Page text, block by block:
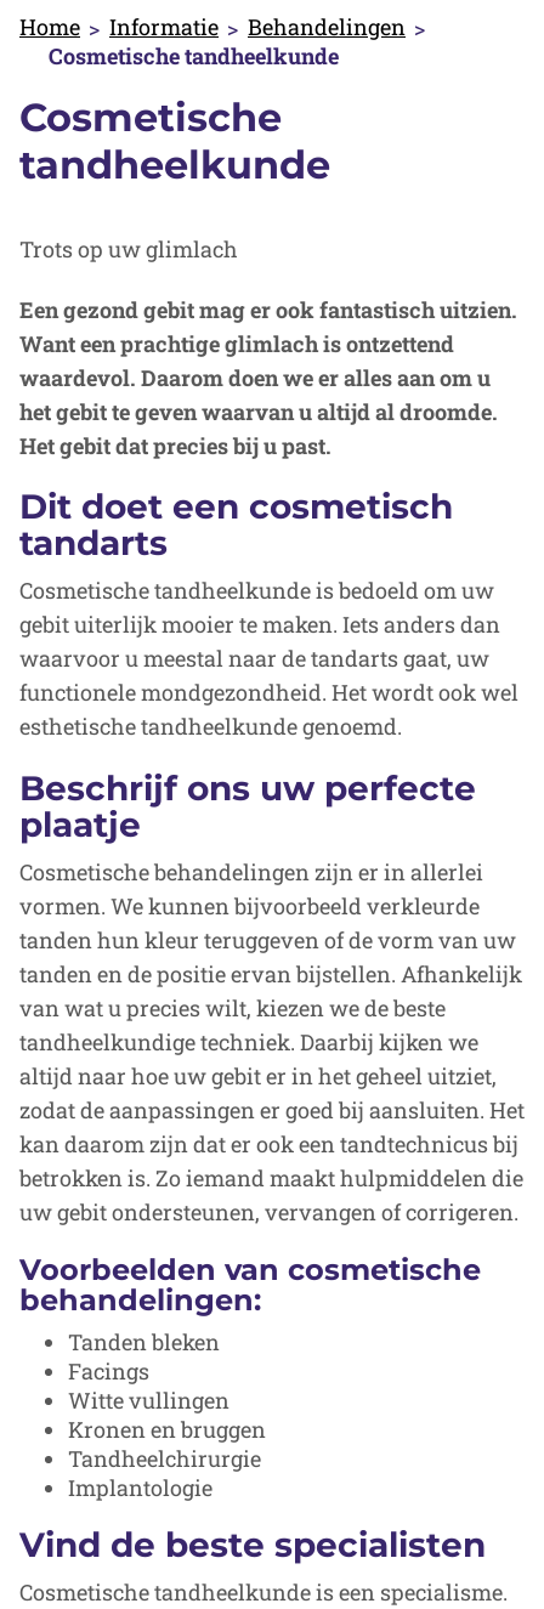
Home Informatie
Behandelingen
Cosmetische tandheelkunde
Cosmetische
tandheelkunde
Trots op uw glimlach
Een gezond gebit mag er ook fantastisch uitzien.
Want een prachtige glimlach is ontzettend
waardevol. Daarom doen we er alles aan om u
het gebit te geven waarvan u altijd al droomde.
Het gebit dat precies bij u past.
Dit doet een cosmetisch
tandarts
Cosmetische tandheelkunde is bedoeld om uw
gebit uiterlijk mooier te maken. Iets anders dan
waarvoor u meestal naar de tandarts gaat, uw
functionele mondgezondheid. Het wordt ook wel
esthetische tandheelkunde genoemd.
Beschrijf ons uw perfecte
plaatje
Cosmetische behandelingen zijn er in allerlei
vormen. We kunnen bijvoorbeeld verkleurde
tanden hun kleur teruggeven of de vorm van uw
tanden en de positie ervan bijstellen. Afhankelijk
van wat u precies wilt, kiezen we de beste
tandheelkundige techniek. Daarbij kijken we
altijd naar hoe uw gebit er in het geheel uitziet,
zodat de aanpassingen er goed bij aansluiten. Het
kan daarom zijn dat er ook een tandtechnicus bij
betrokken is. Zo iemand maakt hulpmiddelen die
uw gebit ondersteunen, vervangen of corrigeren.
Voorbeelden van cosmetische
behandelingen:
Tanden bleken
Facings
Witte vullingen
Kronen en bruggen
Tandheelchirurgie
Implantologie
Vind de beste specialisten
Cosmetische tandheelkunde is een specialisme.